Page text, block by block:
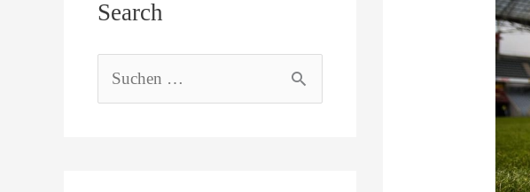
Search